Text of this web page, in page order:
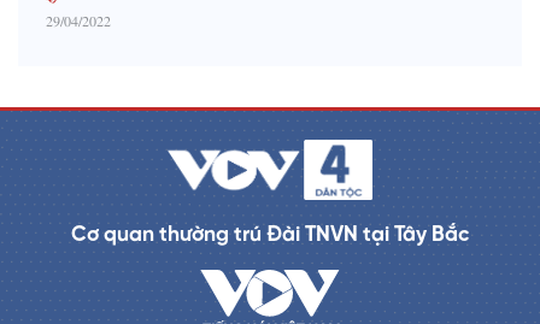
29/04/2022
Cơ quan thường trú Đài TNVN tại Tây Bắc